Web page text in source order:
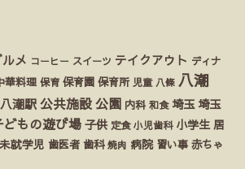
メ コーヒー スイーツ テイクアウト ディナ
華料理 保育 保育園 保育所 児童 八條 八潮
八潮駅 公共施設 公園 内科 和食 埼玉 埼玉
どもの遊び場 子供 定食 小児歯科 小学生 居
未就学児 歯医者 歯科 焼肉 病院 習い事 赤ちゃ